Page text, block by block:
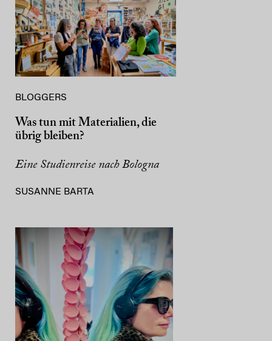
BLOGGERS
Was tun mit Materialien, die
übrig bleiben?
Eine Studienreise nach Bologna
SUSANNE BARTA